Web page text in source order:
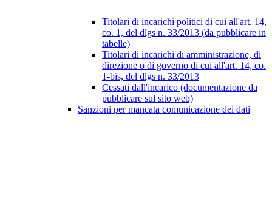
Titolari di incarichi politici di cui all'art. 14,
co. 1, del dlgs n. 33/2013 (da pubblicare in
tabelle)
Titolari di incarichi di amministrazione, di
direzione o di governo di cui all'art. 14, co.
1-bis, del dlgs n. 33/2013
Cessati dall'incarico (documentazione da
pubblicare sul sito web)
Sanzioni per mancata comunicazione dei dati